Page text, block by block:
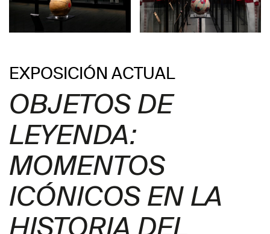
EXPOSICIÓN ACTUAL
OBJETOS DE
LEYENDA:
MOMENTOS
ICÓNICOS EN LA